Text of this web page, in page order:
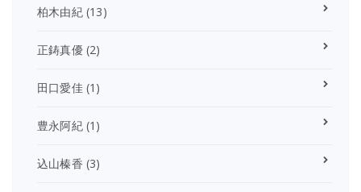
柏木由紀(13)
正鋳真優(2)
田口愛佳(1)
豊永阿紀(1)
込山榛香 (3)